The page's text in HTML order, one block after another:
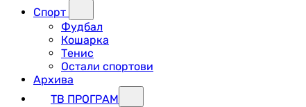
Спорт
Фудбал
Кошарка
Тенис
Остали спортови
Архива
ТВ ПРОГРАМ